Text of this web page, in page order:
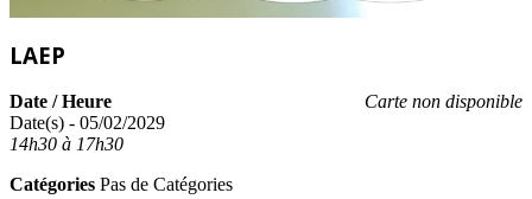
LAEP
Carte non disponible
Date / Heure
Date(s) - 05/02/2029
14h30 à 17h30
Catégories Pas de Catégories